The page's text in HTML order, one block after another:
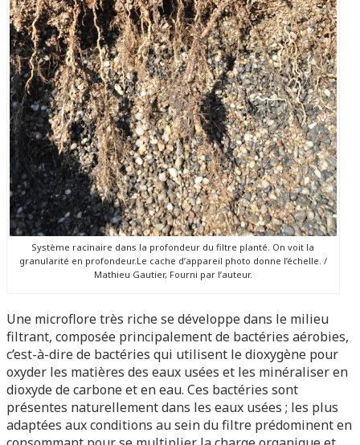
Système racinaire dans la profondeur du filtre planté. On voit la
granularité en profondeur.Le cache d’appareil photo donne l’échelle. /
Mathieu Gautier, Fourni par l’auteur.
Une microflore très riche se développe dans le milieu
filtrant, composée principalement de bactéries aérobies,
c’est-à-dire de bactéries qui utilisent le dioxygène pour
oxyder les matières des eaux usées et les minéraliser en
dioxyde de carbone et en eau. Ces bactéries sont
présentes naturellement dans les eaux usées ; les plus
adaptées aux conditions au sein du filtre prédominent en